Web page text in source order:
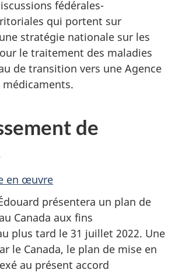
fédérales-
qui portent sur
stratégie nationale sur les
le traitement des maladies
de transition vers une Agence
médicaments.
de
en œuvre
présentera un plan de
Canada aux fins
plus tard le 31 juillet 2022. Une
le Canada, le plan de mise en
au présent accord